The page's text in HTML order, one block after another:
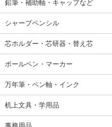
鉛筆・補助軸・キャップなど
シャープペンシル
芯ホルダー・芯研器・替え芯
ボールペン・マーカー
万年筆・ペン軸・インク
机上文具・学用品
事務用品